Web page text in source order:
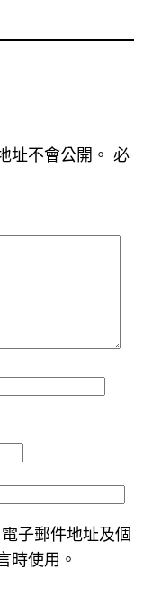
址不會公開。 必
子郵件地址及個
時使用。